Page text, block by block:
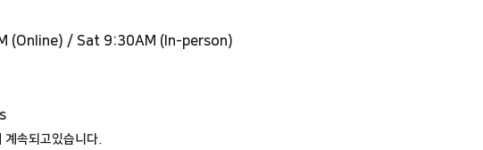
(Online) / Sat 9:30AM (In-person)
속되고있습니다.